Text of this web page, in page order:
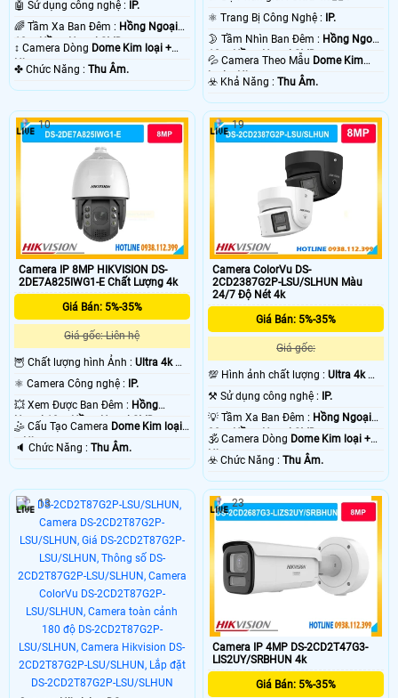
mang chất lượng tốt vì màn hình hiển thị quá nhỏ . 💡
🤖️ Sử dụng công nghệ :
IP.
🌈 Tầm Xa Ban Đêm : Hồng Ngoại
10m Hồng Ngoại SMD.
↕️ Camera Dòng Dome Kim loại +
Nhựa.
️✤ Chức Năng : Thu Âm.
⚛️ Trang Bị Công Nghệ :
IP.
🌛 Tầm Nhìn Ban Đêm : Hồng Ngoại
10m Hồng Ngoại SMD.
💦 Camera Theo Mẫu Dome Kim
loại + Nhựa.
️☣️ Khả Năng :Thu Âm.
Camera IP 8MP HIKVISION DS-
2DE7A825IWG1-E Chất Lượng 4k
Giá Bán: 5%-35%
Giá gốc: Liên hệ
🦉 Chất lượng hình Ảnh : Ultra 4k 👍🏾
⚛️ Camera Công nghệ : IP.
💥 Xem Được Ban Đêm : Hồng
Ngoại 10m Hồng Ngoại SMD.
🤹 Cấu Tạo Camera Dome Kim loại
+ Nhựa.
️🔈 Chức Năng : Thu Âm.
10
Camera ColorVu DS-
2CD2387G2P-LSU/SLHUN Màu
24/7 Độ Nét 4k
Giá Bán: 5%-35%
Giá gốc:
💯 Hình ảnh chất lượng :Ultra 4k 👍🏾
.
⚒ Sử dụng công nghệ : IP.
💡 Tầm Xa Ban Đêm : Hồng Ngoại
30m Hồng Ngoại SMD.
🕉️ Camera Dòng Dome Kim loại +
Nhựa.
️☣️ Chức Năng :Thu Âm.
19
13
Camera IP 4MP DS-2CD2T47G3-
LIS2UY/SRBHUN 4k
Giá Bán: 5%-35%
23